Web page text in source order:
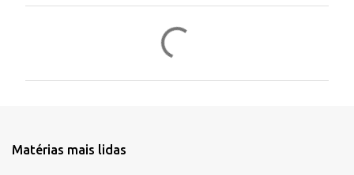
t
Matérias mais lidas